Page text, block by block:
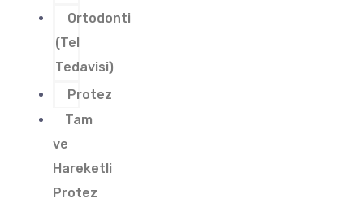
Ortodonti
(Tel
Tedavisi)
Protez
Tam
ve
Hareketli
Protez